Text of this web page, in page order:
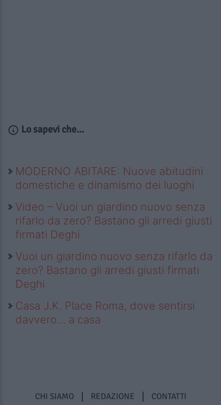
Lo sapevi che...
MODERNO ABITARE: Nuove abitudini
domestiche e dinamismo dei luoghi
Video – Vuoi un giardino nuovo senza
rifarlo da zero? Bastano gli arredi giusti
firmati Deghi
Vuoi un giardino nuovo senza rifarlo da
zero? Bastano gli arredi giusti firmati
Deghi
Casa J.K. Place Roma, dove sentirsi
davvero… a casa
CHI SIAMO REDAZIONE CONTATTI